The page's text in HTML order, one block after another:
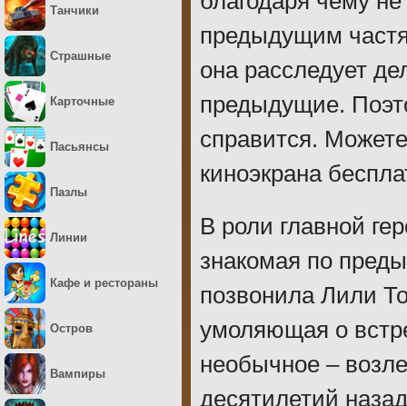
предыдущим
она расследует
предыдущие.
справится.
киноэкрана
В роли главной
знакомая по
позвонила Лили
умоляющая о
необычное –
десятилетий
Танчики
Страшные
Карточные
Пасьянсы
Пазлы
Линии
Кафе и рестораны
Остров
Вампиры